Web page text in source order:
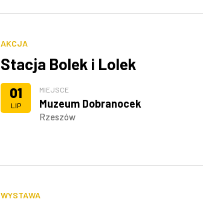
AKCJA
Stacja Bolek i Lolek
01
LIP
MIEJSCE
Muzeum Dobranocek
Rzeszów
WYSTAWA